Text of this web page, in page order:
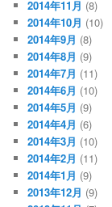
2014年11月 (8)
2014年10月 (10)
2014年9月 (8)
2014年8月 (9)
2014年7月 (11)
2014年6月 (10)
2014年5月 (9)
2014年4月 (6)
2014年3月 (10)
2014年2月 (11)
2014年1月 (9)
2013年12月 (9)